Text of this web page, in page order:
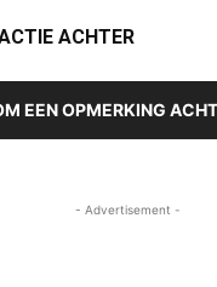
ACHTER
EEN OPMERKING
- Advertisement -